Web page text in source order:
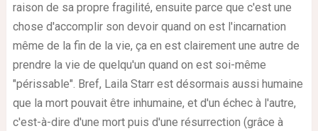
raison de sa propre fragilité, ensuite parce que c'est une
chose d'accomplir son devoir quand on est l'incarnation
même de la fin de la vie, ça en est clairement une autre de
prendre la vie de quelqu'un quand on est soi-même
"périssable". Bref, Laila Starr est désormais aussi humaine
que la mort pouvait être inhumaine, et d'un échec à l'autre,
c'est-à-dire d'une mort puis d'une résurrection (grâce à